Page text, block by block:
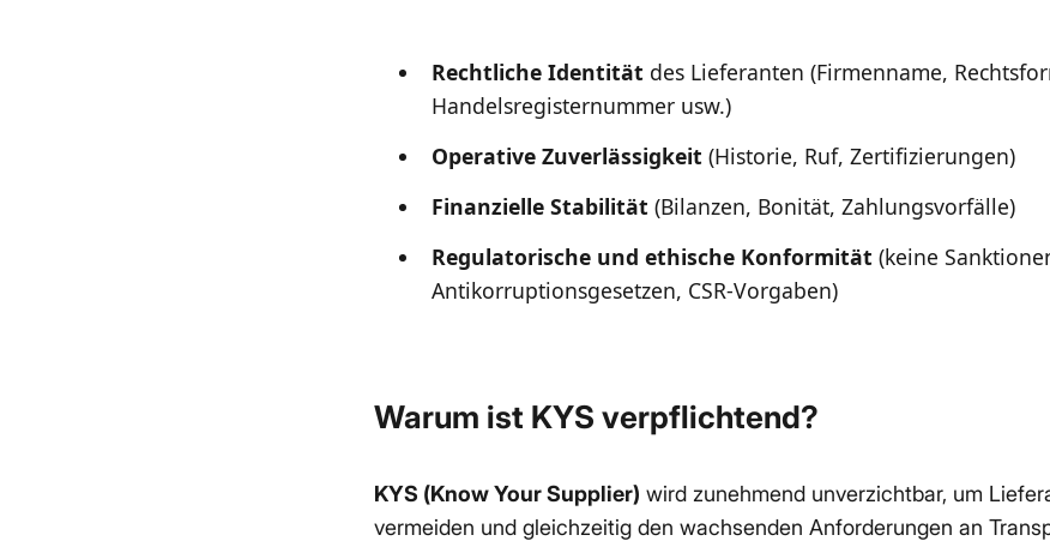
Rechtliche Identität des Lieferanten (Firmenname,
Handelsregisternummer usw.)
Operative Zuverlässigkeit (Historie, Ruf, Zertifizierungen)
Finanzielle Stabilität (Bilanzen, Bonität, Zahlungsvorfälle)
Regulatorische und ethische Konformität (keine
Antikorruptionsgesetzen, CSR-Vorgaben)
Warum ist KYS verpflichtend?
KYS (Know Your Supplier) wird zunehmend unverzichtbar, um
vermeiden und gleichzeitig den wachsenden Anforderungen an